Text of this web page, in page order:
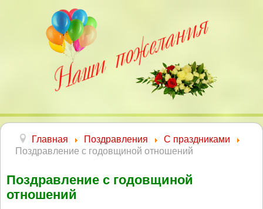
Главная Поздравления
С праздниками
Поздравление с годовщиной отношений
Поздравление с годовщиной
отношений